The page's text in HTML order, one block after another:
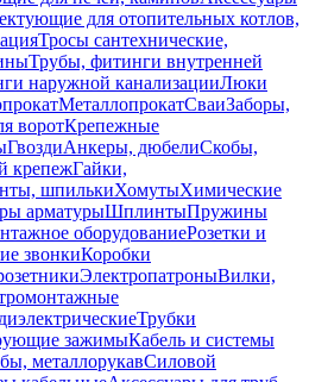
для отопительных котлов,
Тросы сантехнические,
Трубы, фитинги внутренней
наружной канализацииЛюки
МеталлопрокатСваиЗаборы,
воротКрепежные
ГвоздиАнкеры, дюбелиСкобы,
крепежГайки,
шпилькиХомутыХимические
арматурыШплинтыПружины
оборудованиеРозетки и
звонкиКоробки
ЭлектропатроныВилки,
Трубки
зажимыКабель и системы
металлорукавСиловой